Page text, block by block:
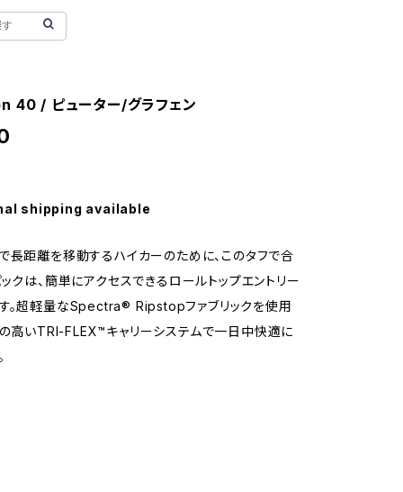
40 / ピューター/グラフェン
shipping available
長距離を移動するハイカーのために、このタフで合
クは、簡単にアクセスできるロールトップエントリー
。超軽量なSpectra® Ripstopファブリックを使用
の高いTRI-FLEX™キャリーシステムで一日中快適に